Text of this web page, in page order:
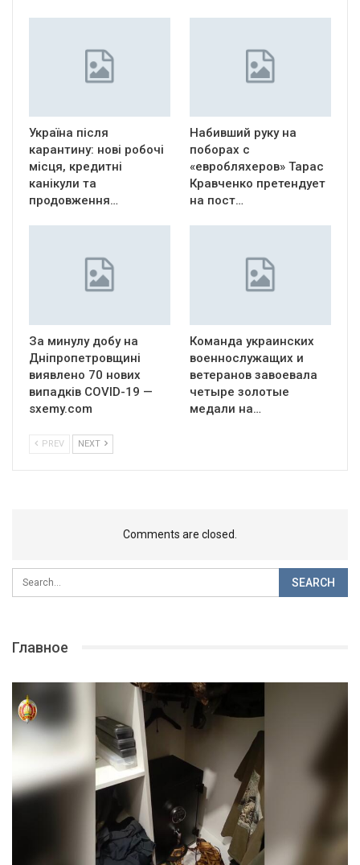
Україна після
карантину: нові робочі
місця, кредитні
канікули та
продовження…
Набивший руку на
поборах с
«евробляхеров» Тарас
Кравченко претендует
на пост…
За минулу добу на
Дніпропетровщині
виявлено 70 нових
випадків COVID-19 —
sxemy.com
Команда украинских
военнослужащих и
ветеранов завоевала
четыре золотые
медали на…
PREV NEXT
Comments are closed.
Главное